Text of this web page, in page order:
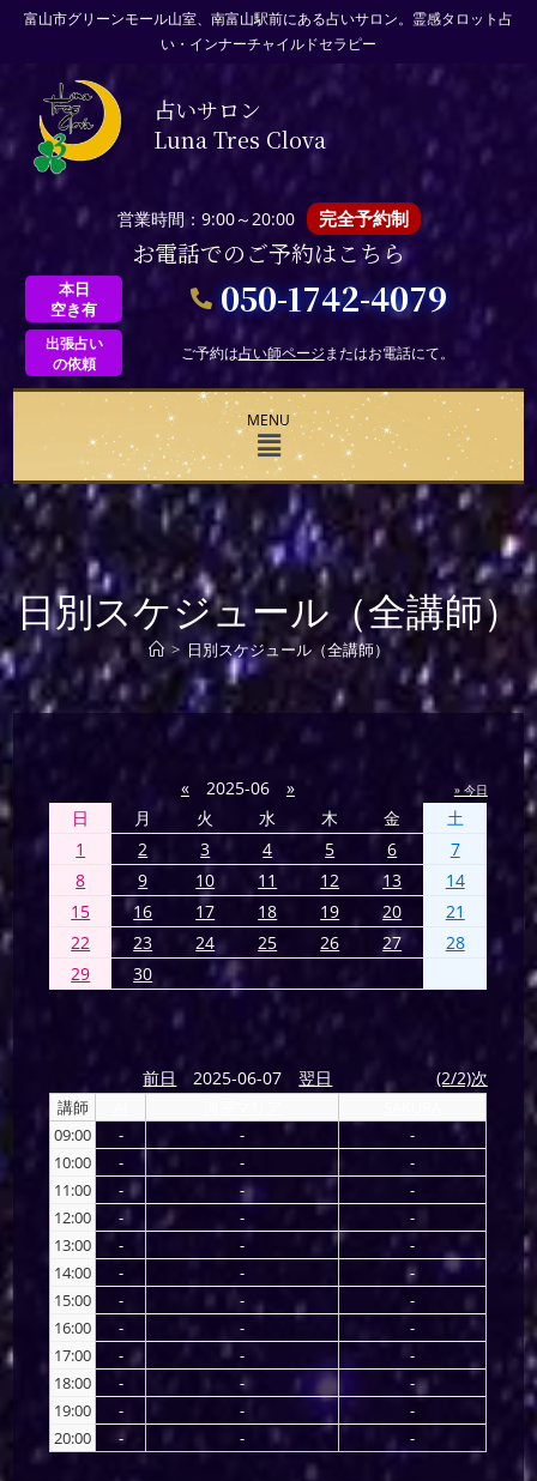
富山市グリーンモール山室、南富山駅前にある占いサロン。霊感タロット占
い・インナーチャイルドセラピー
占いサロン
Luna Tres Clova
営業時間：9:00～20:00 完全予約制
お電話でのご予約はこちら
本日
空き有
050-1742-4079
出張占い
の依頼
ご予約は占い師ページまたはお電話にて。
MENU
日別スケジュール（全講師）
> 日別スケジュール（全講師）
« 2025-06 » » 今日
日 月 火 水 木 金
土
1
2 3 4 5 6
7
8
9 10 11 12 13
14
15
16 17 18 19 20
21
22
23 24 25 26 27
28
29
30
前日 2025-06-07 翌日 (2/2)次
講師
09:00
- -
-
10:00
- -
-
11:00
- -
-
12:00
- -
-
13:00
- -
-
14:00
- -
-
15:00
- -
-
16:00
- -
-
17:00
- -
-
18:00
- -
-
19:00
- -
-
20:00
- - -